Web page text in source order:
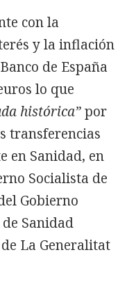
con la
y la inflación
de España
lo que
histórica”por
transferencias
en Sanidad, en
Socialista de
Gobierno
Sanidad
La Generalitat